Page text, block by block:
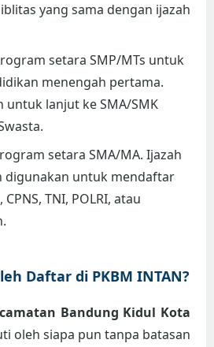
yang sama dengan ijazah
setara SMP/MTs untuk
menengah pertama.
untuk lanjut ke SMA/SMK
setara SMA/MA. Ijazah
digunakan untuk mendaftar
CPNS, TNI, POLRI, atau
Daftar di PKBM INTAN?
Bandung Kidul Kota
oleh siapa pun tanpa batasan